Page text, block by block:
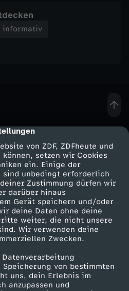
von ZDF, ZDFheute und
setzen wir Cookies
ein. Einige der
sind unbedingt erforderlich
Zustimmung dürfen wir
darüber hinaus
Gerät speichern und/oder
deine Daten ohne deine
weiter, die nicht unsere
Wir verwenden deine
Zwecken.
von bestimmten
uns, dein Erlebnis im
anzupassen und
informativ
Service
ZDFmitreden
Kontakt zum ZDF
Tickets
Zuschauerservice
Hilfe